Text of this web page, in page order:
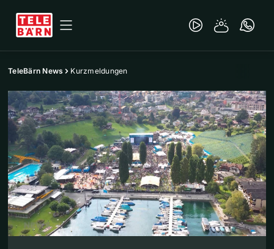
TeleBärn News Kurzmeldungen